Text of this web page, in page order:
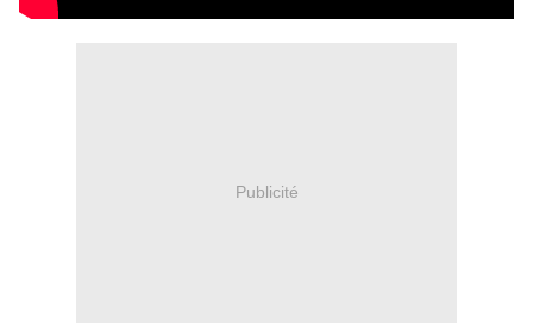
Publicité